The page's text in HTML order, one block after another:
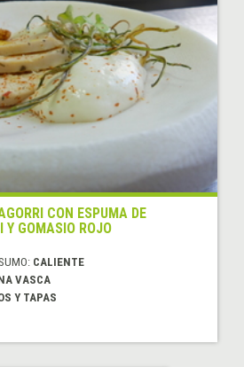
CON ESPUMA DE
GOMASIO ROJO
CALIENTE
VASCA
Y TAPAS